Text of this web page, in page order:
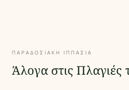
ΠΑΡΑΔΟΣΙΑΚΗ ΙΠΠΑΣΙΑ
Άλογα στις Πλαγιές